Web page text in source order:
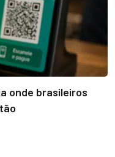
onde brasileiros